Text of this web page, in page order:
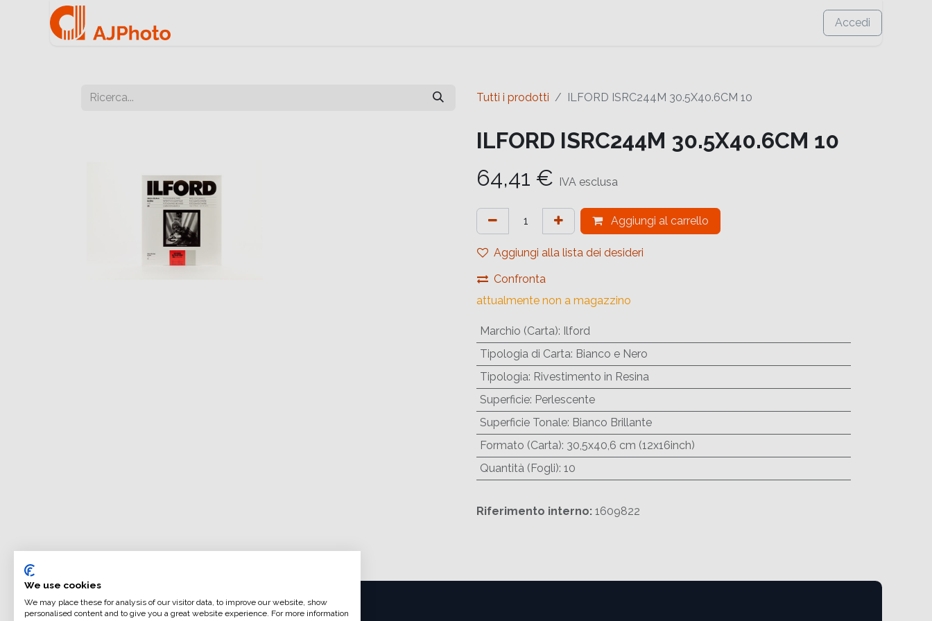
Accedi
Tutti i prodotti ILFORD ISRC244M 30.5X40.6CM 10
ILFORD ISRC244M 30.5X40.6CM 10
64,41 € IVA esclusa
Aggiungi al carrello
Aggiungi alla lista dei desideri
Confronta
attualmente non a magazzino
Marchio (Carta): Ilford
Tipologia di Carta: Bianco e Nero
Tipologia: Rivestimento in Resina
Superficie: Perlescente
Superficie Tonale: Bianco Brillante
Formato (Carta): 30,5x40,6 cm (12x16inch)
Quantità (Fogli): 10
Riferimento interno: 1609822
We use cookies
We may place these for analysis of our visitor data, to improve our website, show
personalised content and to give you a great website experience. For more information